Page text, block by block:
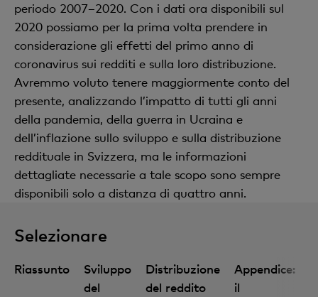
periodo 2007–2020. Con i dati ora disponibili sul
2020 possiamo per la prima volta prendere in
considerazione gli effetti del primo anno di
coronavirus sui redditi e sulla loro distribuzione.
Avremmo voluto tenere maggiormente conto del
presente, analizzando l’impatto di tutti gli anni
della pandemia, della guerra in Ucraina e
dell’inflazione sullo sviluppo e sulla distribuzione
reddituale in Svizzera, ma le informazioni
dettagliate necessarie a tale scopo sono sempre
disponibili solo a distanza di quattro anni.
Selezionare
Riassunto
Sviluppo
del
Distribuzione
del reddito
Appendice:
il